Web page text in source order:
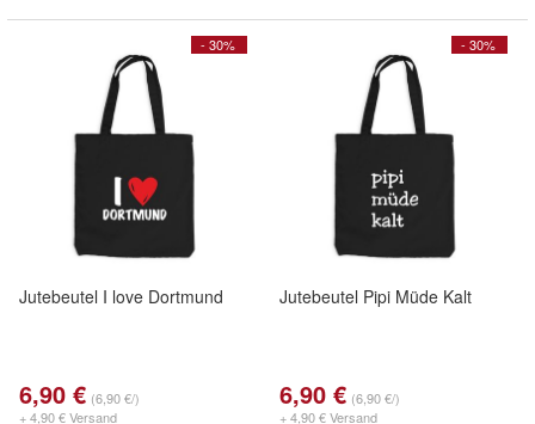
- 30%
Jutebeutel I love Dortmund
6,90 € (6,90 €/)
+ 4,90 € Versand
- 30%
Jutebeutel Pipi Müde Kalt
6,90 € (6,90 €/)
+ 4,90 € Versand